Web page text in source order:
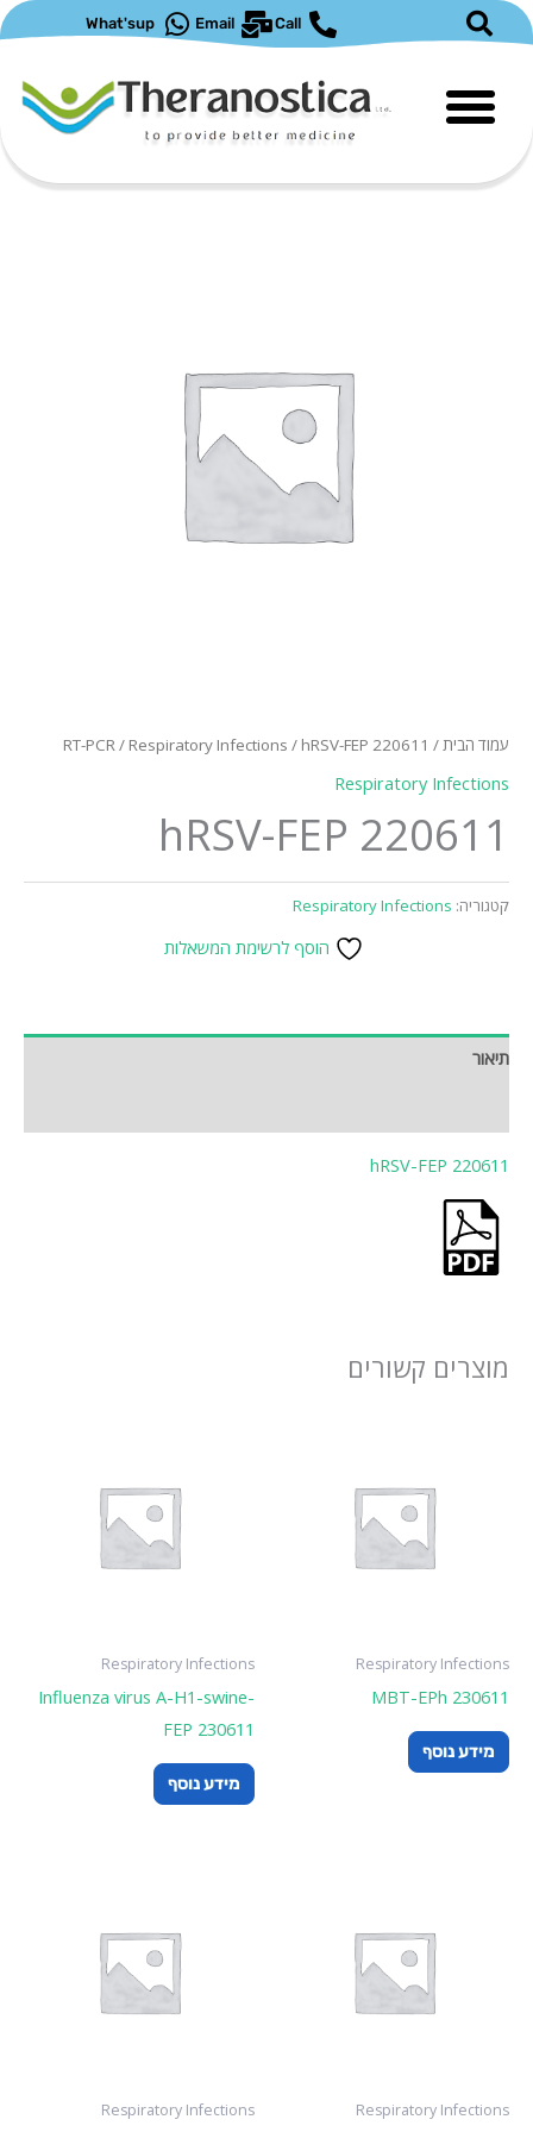
Call
Email
What'sup
עמוד הבית/
RT-PCR/ Respiratory Infections / hRSV-FEP 220611
Respiratory Infections
hRSV-FEP 220611
קטגוריה: Respiratory Infections
הוסף לרשימת המשאלות
תיאור
hRSV-FEP 220611
מוצרים קשורים
Respiratory Infections
MBT-EPh 230611
מידע נוסף
Respiratory Infections
Influenza virus A-H1-swine-
FEP 230611
מידע נוסף
Respiratory Infections
Respiratory Infections